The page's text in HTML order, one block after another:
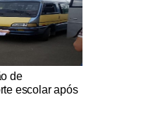
de
escolar após